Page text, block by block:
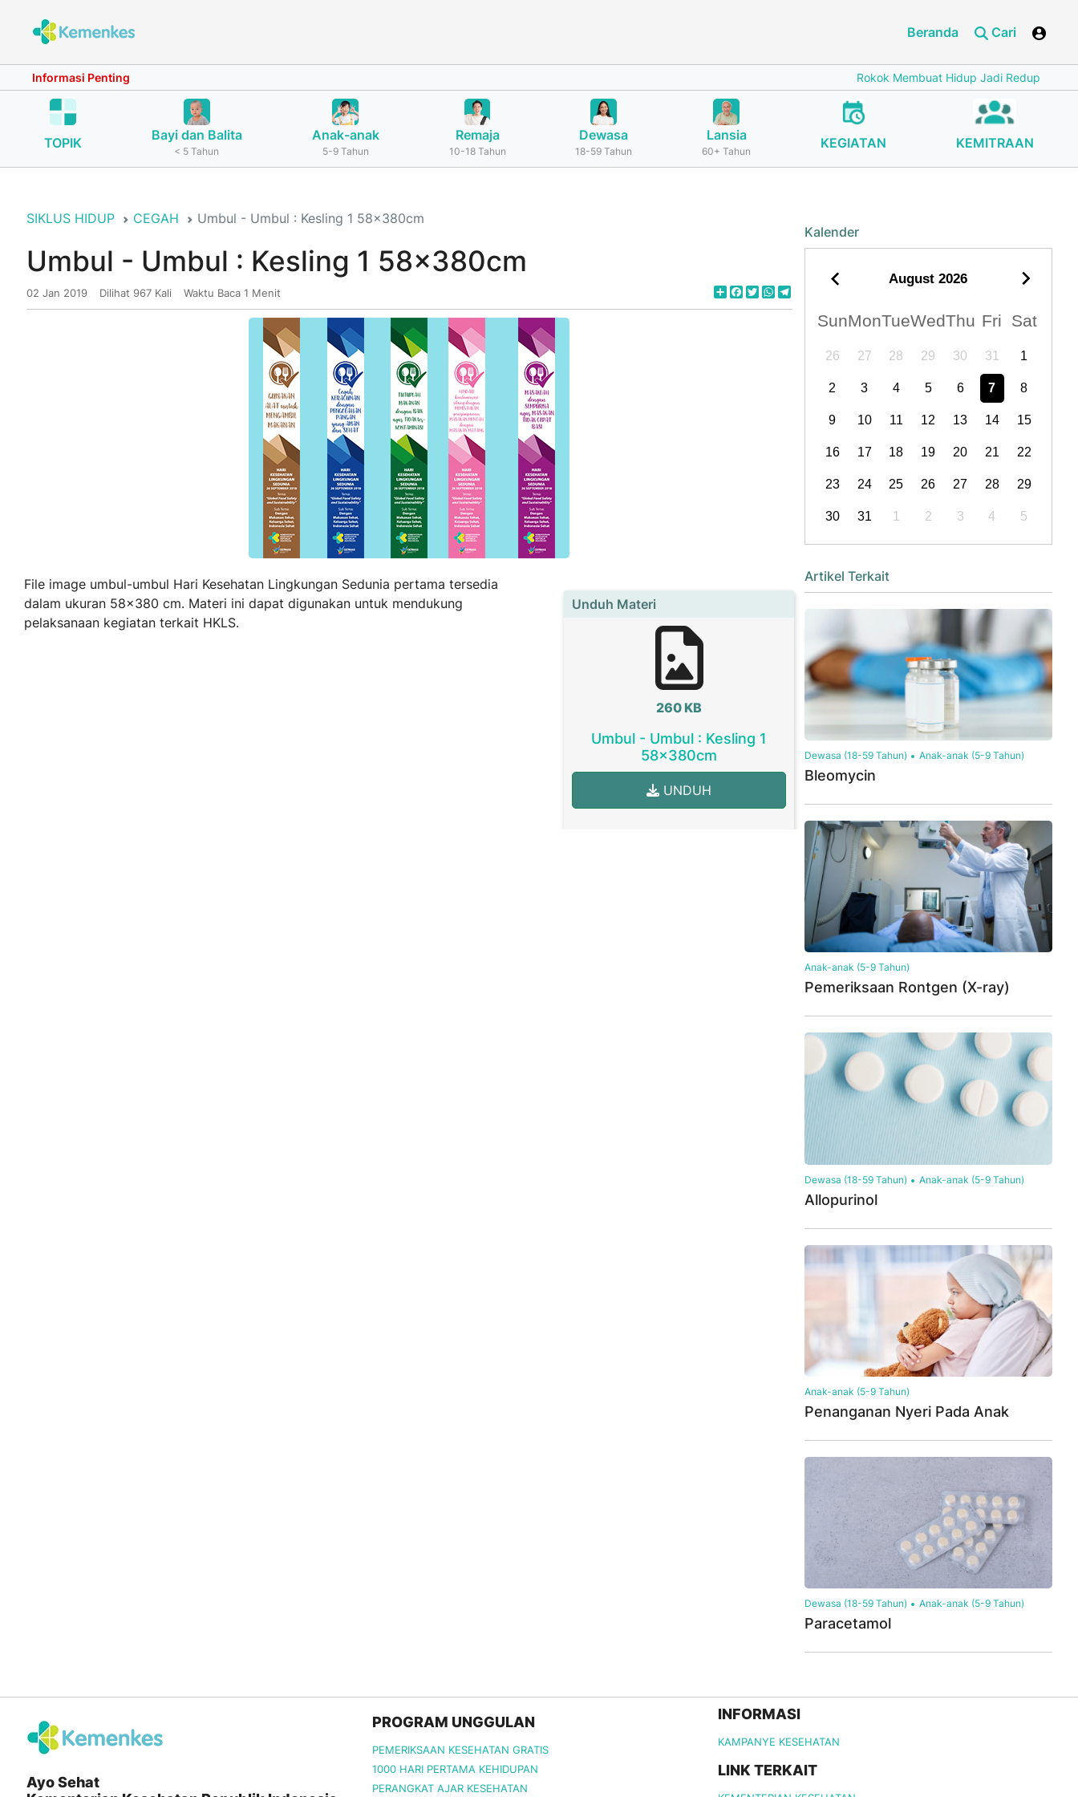
Beranda Cari
Informasi Penting Rokok Membuat Hidup Jadi Redup Cegah
TOPIK Bayi dan Balita
< 5 Tahun
Anak-anak
5-9 Tahun
Remaja
10-18 Tahun
Dewasa
18-59 Tahun
Lansia
60+ Tahun
KEGIATAN KEMITRAAN
SIKLUS HIDUP CEGAH Umbul - Umbul : Kesling 1 58x380cm
Umbul - Umbul : Kesling 1 58x380cm
02 Jan 2019 Dilihat 967 Kali Waktu Baca 1 Menit ShareFacebook
TwitterWhatsApp
File image umbul-umbul Hari Kesehatan Lingkungan Sedunia pertama tersedia
dalam ukuran 58x380 cm. Materi ini dapat digunakan untuk mendukung
pelaksanaan kegiatan terkait HKLS.
Unduh Materi
260 KB
Umbul - Umbul : Kesling 1
58x380cm
UNDUH
Kalender
August 2026
SunMonTueWedThu Fri Sat
26 27 28 29 30 31 1
2 3 4 5 6 7 8
9 10 11 12 13 14 15
16 17 18 19 20 21 22
23 24 25 26 27 28 29
30 31 1 2 3 4 5
Artikel Terkait
Dewasa (18-59 Tahun) Anak-anak (5-9 Tahun)
Bleomycin
Anak-anak (5-9 Tahun)
Pemeriksaan Rontgen (X-ray)
Dewasa (18-59 Tahun) Anak-anak (5-9 Tahun)
Allopurinol
Anak-anak (5-9 Tahun)
Penanganan Nyeri Pada Anak
Dewasa (18-59 Tahun) Anak-anak (5-9 Tahun)
Paracetamol
Ayo Sehat
PROGRAM UNGGULAN
PEMERIKSAAN KESEHATAN GRATIS
1000 HARI PERTAMA KEHIDUPAN
PERANGKAT AJAR KESEHATAN
INFORMASI
KAMPANYE KESEHATAN
LINK TERKAIT